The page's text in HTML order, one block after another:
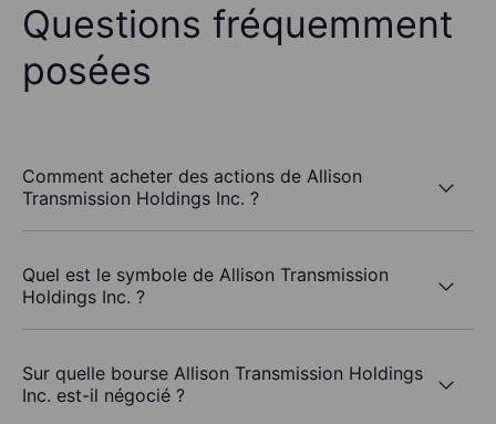
Questions fréquemment
posées
Comment acheter des actions de Allison
Transmission Holdings Inc. ?
Quel est le symbole de Allison Transmission
Holdings Inc. ?
Sur quelle bourse Allison Transmission Holdings
Inc. est-il négocié ?